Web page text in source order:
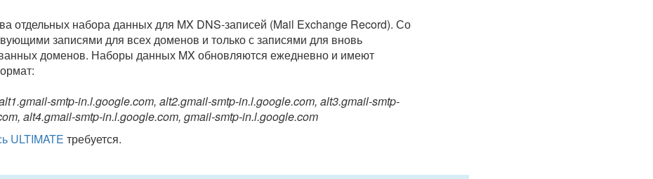
отдельных набора данных для MX DNS-записей (Mail Exchange Record). Со
записями для всех доменов и только с записями для вновь
доменов. Наборы данных MX обновляются ежедневно и имеют
smtp-in.l.google.com, alt2.gmail-smtp-in.l.google.com, alt3.gmail-smtp-
alt4.gmail-smtp-in.l.google.com, gmail-smtp-in.l.google.com
ULTIMATE требуется.